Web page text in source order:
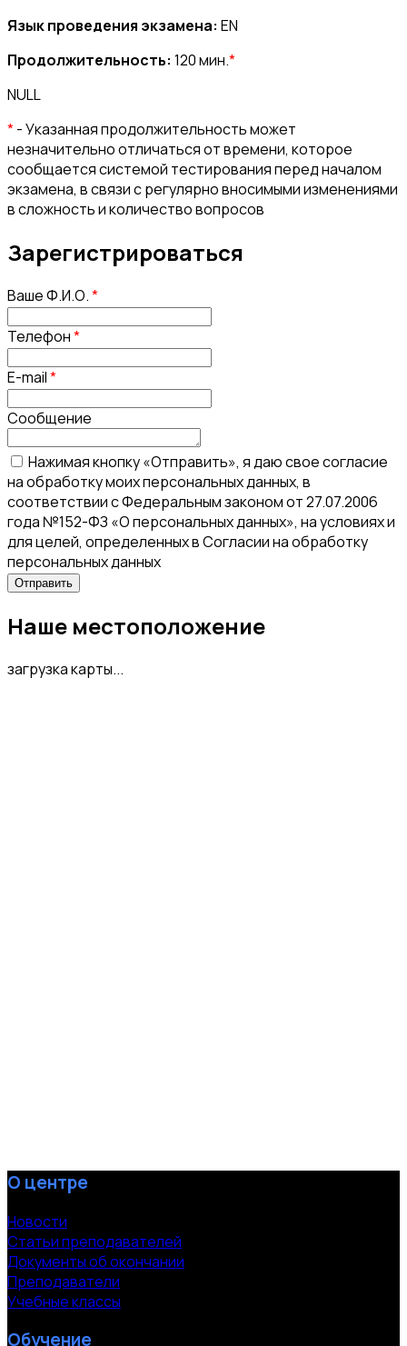
Язык проведения экзамена: EN
Продолжительность: 120 мин.*
NULL
*- Указанная продолжительность может
незначительно отличаться от времени, которое
сообщается системой тестирования перед началом
экзамена, в связи с регулярно вносимыми изменениями
в сложность и количество вопросов
Зарегистрироваться
Ваше Ф.И.О.*
Телефон*
E-mail*
Сообщение
Нажимая кнопку «Отправить», я даю свое согласие
на обработку моих персональных данных, в
соответствии с Федеральным законом от 27.07.2006
года №152-ФЗ «О персональных данных», на условиях и
для целей, определенных в Согласии на обработку
персональных данных
Наше местоположение
загрузка карты...
О центре
Новости
Статьи преподавателей
Документы об окончании
Преподаватели
Учебные классы
Обучение